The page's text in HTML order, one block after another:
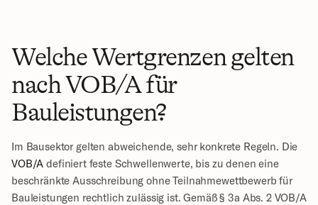
Welche Wertgrenzen gelten
nach VOB/A für
Bauleistungen?
VOB/A definiert feste Schwellenwerte, bis zu denen eine
beschränkte Ausschreibung ohne Teilnahmewettbewerb für
Bauleistungen rechtlich zulässig ist. Gemäß § 3a Abs. 2 VOB/A